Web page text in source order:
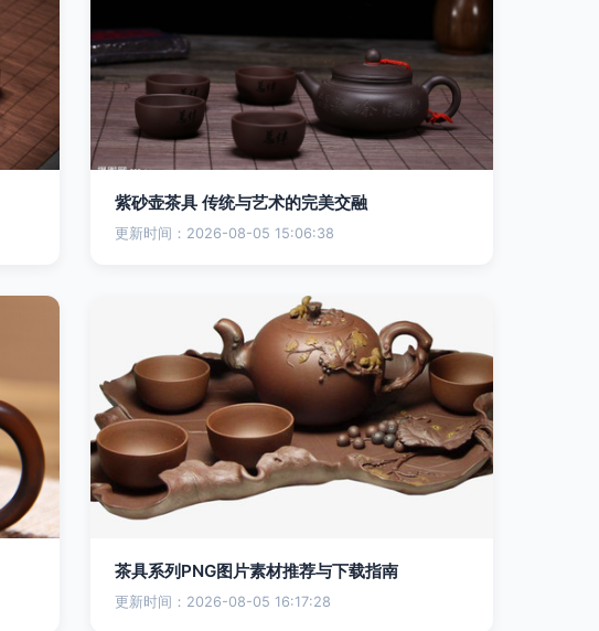
紫砂壶茶具 传统与艺术的完美交融
更新时间：2026-08-05 15:06:38
茶具系列PNG图片素材推荐与下载指南
更新时间：2026-08-05 16:17:28